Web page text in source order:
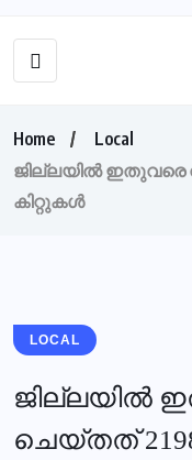
Home
Local
ജില്ലയില്‍ ഇതുവരെ
കിറ്റുകള്‍
LOCAL
ജില്ലയില്‍
ചെയ്തത്